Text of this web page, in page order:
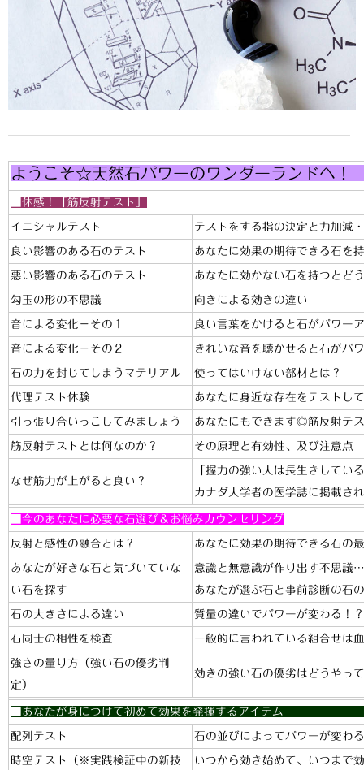
ようこそ☆天然石パワーのワ
■体感！「筋反射テスト」
イニシャルテスト テストをする指の決定と力加減
良い影響のある石のテスト あなたに効果の期待できる石を
悪い影響のある石のテスト あなたに効かない石を持つとど
勾玉の形の不思議 向きによる効きの違い
音による変化－その１ 良い言葉をかけると石がパワー
音による変化－その２ きれいな音を聴かせると石がパ
石の力を封じてしまうマテリアル 使ってはいけない部材とは？
代理テスト体験 あなたに身近な存在をテストし
引っ張り合いっこしてみましょう あなたにもできます◎筋反射テ
筋反射テストとは何なのか？ その原理と有効性、及び注意点
なぜ筋力が上がると良い？
「握力の強い人は長生きしてい
カナダ人学者の医学誌に掲載さ
■今のあなたに必要な石選び＆お悩みカウンセリング
反射と感性の融合とは？ あなたに効果の期待できる石の
あなたが好きな石と気づいていな
い石を探す
意識と無意識が作り出す不思議…
あなたが選ぶ石と事前診断の石
石の大きさによる違い 質量の違いでパワーが変わる！？
石同士の相性を検査 一般的に言われている組合せは
強さの量り方（強い石の優劣判
定）
効きの強い石の優劣はどうやっ
■あなたが身につけて初めて効果を発揮
配列テスト 石の並びによってパワーが変わ
時空テスト（※実践検証中の新技
いつから効き始めて、いつまで